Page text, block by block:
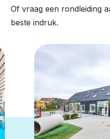
Of vraag een rondleiding
beste indruk.